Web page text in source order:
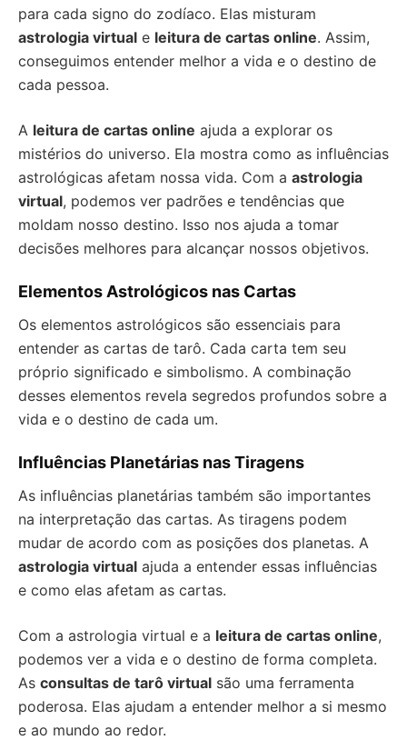
para cada signo do zodíaco. Elas misturam
astrologia virtual e leitura de cartas online. Assim,
conseguimos entender melhor a vida e o destino de
cada pessoa.
A leitura de cartas online ajuda a explorar os
mistérios do universo. Ela mostra como as influências
astrológicas afetam nossa vida. Com a astrologia
virtual, podemos ver padrões e tendências que
moldam nosso destino. Isso nos ajuda a tomar
decisões melhores para alcançar nossos objetivos.
Elementos Astrológicos nas Cartas
Os elementos astrológicos são essenciais para
entender as cartas de tarô. Cada carta tem seu
próprio significado e simbolismo. A combinação
desses elementos revela segredos profundos sobre a
vida e o destino de cada um.
Influências Planetárias nas Tiragens
As influências planetárias também são importantes
na interpretação das cartas. As tiragens podem
mudar de acordo com as posições dos planetas. A
astrologia virtual ajuda a entender essas influências
e como elas afetam as cartas.
Com a astrologia virtual e a leitura de cartas online,
podemos ver a vida e o destino de forma completa.
As consultas de tarô virtual são uma ferramenta
poderosa. Elas ajudam a entender melhor a si mesmo
e ao mundo ao redor.